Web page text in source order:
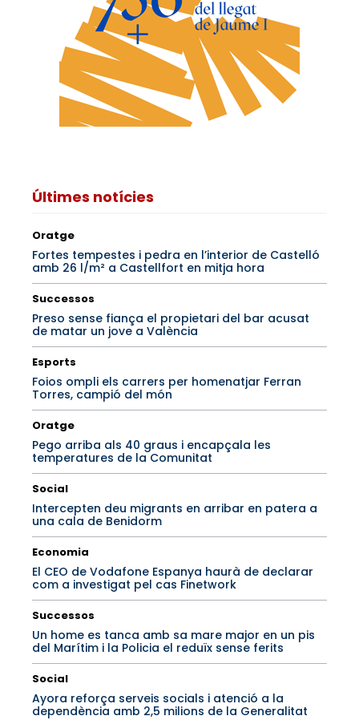
Últimes notícies
Oratge
Fortes tempestes i pedra en l’interior de Castelló
amb 26 l/m² a Castellfort en mitja hora
Successos
Preso sense fiança el propietari del bar acusat
de matar un jove a València
Esports
Foios ompli els carrers per homenatjar Ferran
Torres, campió del món
Oratge
Pego arriba als 40 graus i encapçala les
temperatures de la Comunitat
Social
Intercepten deu migrants en arribar en patera a
una cala de Benidorm
Economia
El CEO de Vodafone Espanya haurà de declarar
com a investigat pel cas Finetwork
Successos
Un home es tanca amb sa mare major en un pis
del Marítim i la Policia el reduïx sense ferits
Social
Ayora reforça serveis socials i atenció a la
dependència amb 2,5 milions de la Generalitat